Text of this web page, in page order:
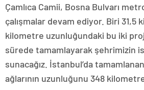
Çamlıca Camii, Bosna Bulvarı
çalışmalar devam ediyor. Biri 31,5
kilometre uzunluğundaki bu iki
sürede tamamlayarak şehrimizin
sunacağız. İstanbul’da
ağlarının uzunluğunu 348